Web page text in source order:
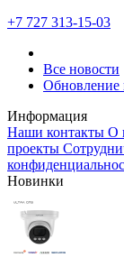
+7 727 313-15-03
Все новости
Обновление
Информация
Наши контакты О
проекты
Новинки